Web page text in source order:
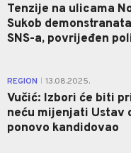
Tenzije na ulicama
Sukob
SNS-a, povrijeđen
REGION 13.08.2025.
Vučić: Izbori će biti
neću mijenjati Ustav
ponovo kandidovao